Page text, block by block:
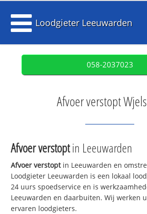
Loodgieter Leeuwarden
058-2037023
Afvoer verstopt
Afvoer verstoptin Leeuwarden
Afvoer verstoptin Leeuwarden en
Loodgieter Leeuwarden is een lokaal
24 uurs spoedservice en is
Leeuwarden en daarbuiten. Wij werken
ervaren loodgieters.